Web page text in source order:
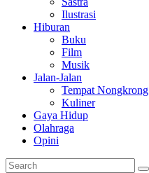
Ilustrasi
Hiburan
Buku
Film
Musik
Jalan-Jalan
Tempat Nongkrong
Kuliner
Gaya Hidup
Olahraga
Opini